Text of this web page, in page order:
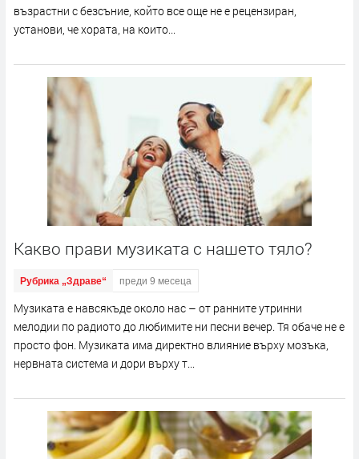
възрастни с безсъние, който все още не е рецензиран,
установи, че хората, на които...
Какво прави музиката с нашето тяло?
Рубрика „Здраве“ преди 9 месеца
Музиката е навсякъде около нас – от ранните утринни
мелодии по радиото до любимите ни песни вечер. Тя обаче не е
просто фон. Музиката има директно влияние върху мозъка,
нервната система и дори върху т...